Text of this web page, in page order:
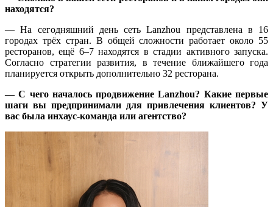
находятся?
— На сегодняшний день сеть Lanzhou представлена в 16
городах трёх стран. В общей сложности работает около 55
ресторанов, ещё 6–7 находятся в стадии активного запуска.
Согласно стратегии развития, в течение ближайшего года
планируется открыть дополнительно 32 ресторана.
— С чего началось продвижение Lanzhou? Какие первые
шаги вы предпринимали для привлечения клиентов? У
вас была инхаус-команда или агентство?